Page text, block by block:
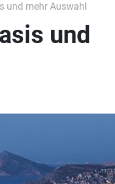
und mehr Auswahl
und